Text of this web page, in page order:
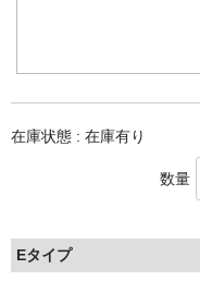
在庫状態 : 在庫有り
数量
Eタイプ